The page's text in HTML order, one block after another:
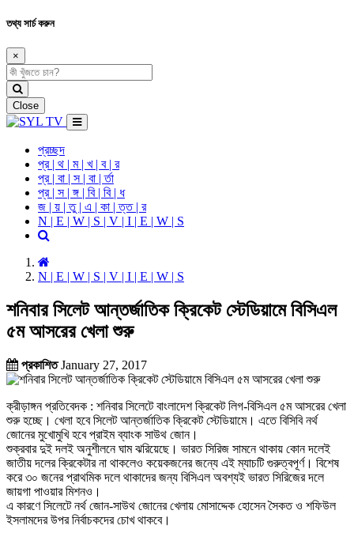
তথ্য সার্চ করুন
×
Close
প্রচ্ছদ
প্র | থ | ম | খ | ব | র
প্র | বা | স | বা | র্তা
প্র | স | ঙ্গ | বি | বি | ধ
জ | য় | তু | এ | কা | ত্ত | র
N | E | W | S | V | I | E | W | S
N | E | W | S | V | I | E | W | S
শনিবার সিলেট আন্তর্জাতিক ক্রিকেট স্টেডিয়ামে বিসিএল
৫ম আসরের খেলা শুরু
প্রকাশিতJanuary 27, 2017
ক্রীড়াঙ্গন প্রতিবেদক : শনিবার সিলেটে বাংলাদেশ ক্রিকেট লিগ-বিসিএল ৫ম আসরের খেলা
শুরু হচ্ছে। খেলা হবে সিলেট আন্তর্জাতিক ক্রিকেট স্টেডিয়ামে। এতে বিসিবি নর্থ
জোনের মুখোমুখি হবে প্রাইম ব্যাংক সাউথ জোন।
শুক্রবার দুই দলই অনুশীলনে ঘাম ঝরিয়েছে। ভারত সিরিজ সামনে থাকায় কোন দলেই
জাতীয় দলের ক্রিকেটার না থাকলেও কয়েকজনের জন্যে এই ম্যাচটি গুরুত্বপূর্ণ। বিশেষ
করে ৩০ জনের প্রাথমিক দলে থাকাদের জন্য বিসিএল অবশ্যই ভারত সিরিজের দলে
জায়গা পাওয়ার মিশনও।
এ কারণে সিলেটে নর্থ জোন-সাউথ জোনের খেলায় মোসাদ্দেক হোসেন সৈকত ও শফিউল
ইসলামদের উপর নির্বাচকদের চোখ থাকবে।